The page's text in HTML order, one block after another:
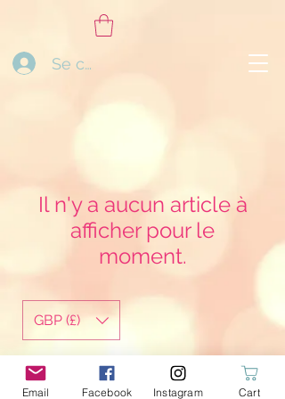
Se connecter
Il n'y a aucun article à
afficher pour le
moment.
GBP (£)
ohmyGcreations@gmail.com
Email Facebook Instagram Cart